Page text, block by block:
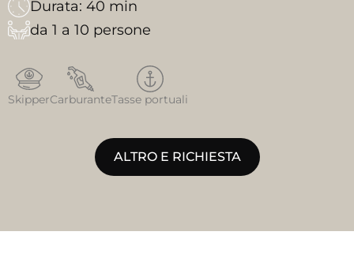
Durata: 40 min
da 1 a 10 persone
SkipperCarburanteTasse portuali
ALTRO E RICHIESTA